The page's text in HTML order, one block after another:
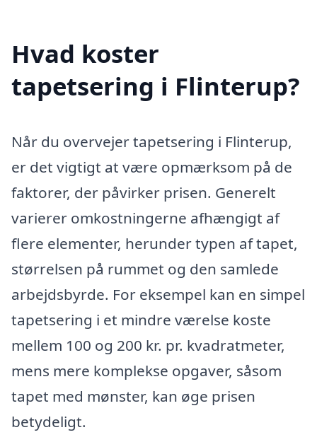
Hvad koster
tapetsering i Flinterup?
Når du overvejer tapetsering i Flinterup,
er det vigtigt at være opmærksom på de
faktorer, der påvirker prisen. Generelt
varierer omkostningerne afhængigt af
flere elementer, herunder typen af tapet,
størrelsen på rummet og den samlede
arbejdsbyrde. For eksempel kan en simpel
tapetsering i et mindre værelse koste
mellem 100 og 200 kr. pr. kvadratmeter,
mens mere komplekse opgaver, såsom
tapet med mønster, kan øge prisen
betydeligt.